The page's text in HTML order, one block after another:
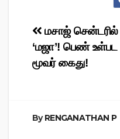
Post
navigation
மசாஜ் சென்டரில்
‘மஜா’! பெண் உள்பட
மூவர் கைது!
ByRENGANATHAN P